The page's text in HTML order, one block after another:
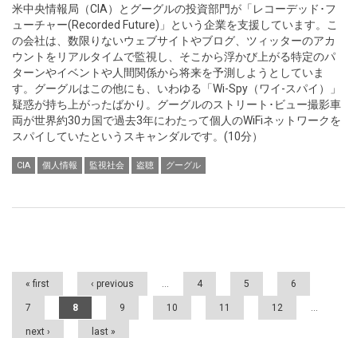
米中央情報局（CIA）とグーグルの投資部門が「レコーデッド･フ
ューチャー(Recorded Future)」という企業を支援しています。こ
の会社は、数限りないウェブサイトやブログ、ツィッターのアカ
ウントをリアルタイムで監視し、そこから浮かび上がる特定のパ
ターンやイベントや人間関係から将来を予測しようとしていま
す。グーグルはこの他にも、いわゆる「Wi-Spy（ワイ-スパイ）」
疑惑が持ち上がったばかり。グーグルのストリート･ビュー撮影車
両が世界約30カ国で過去3年にわたって個人のWiFiネットワークを
スパイしていたというスキャンダルです。(10分）
CIA 個人情報 監視社会 盗聴 グーグル
Pages
« first ‹ previous 4 5 6
7 8 9 10 11 12
next › last »